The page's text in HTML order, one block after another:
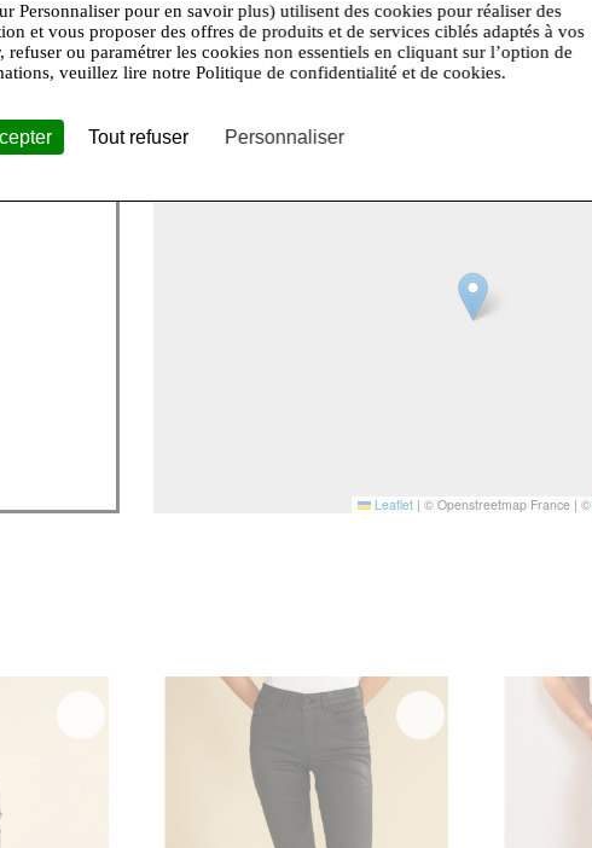
la
"must-
+
Leaflet | © Openstreetmap France | ©
Personnaliser pour en savoir plus) utilisent des cookies pour réaliser des
et vous proposer des offres de produits et de services ciblés adaptés à vos
refuser ou paramétrer les cookies non essentiels en cliquant sur l’option de
veuillez lire notre Politique de confidentialité et de cookies.
Tout refuser Personnaliser